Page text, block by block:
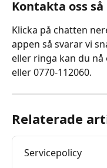
​Kontakta oss
Klicka på chatten
appen så svarar vi
eller ringa kan du nå
eller 0770-112060.
Relaterade
Servicepolicy